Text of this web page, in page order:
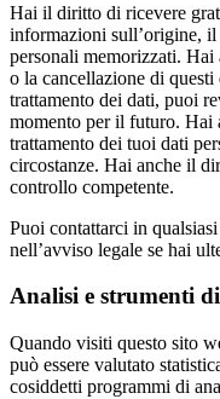
Hai il diritto di ricevere
informazioni sull’origine,
personali memorizzati.
o la cancellazione di
trattamento dei dati, puoi
momento per il futuro. Hai
trattamento dei tuoi dati
circostanze. Hai anche il
controllo competente.
Puoi contattarci in
nell’avviso legale se hai
Analisi e strumenti
Quando visiti questo sito
può essere valutato
cosiddetti programmi di